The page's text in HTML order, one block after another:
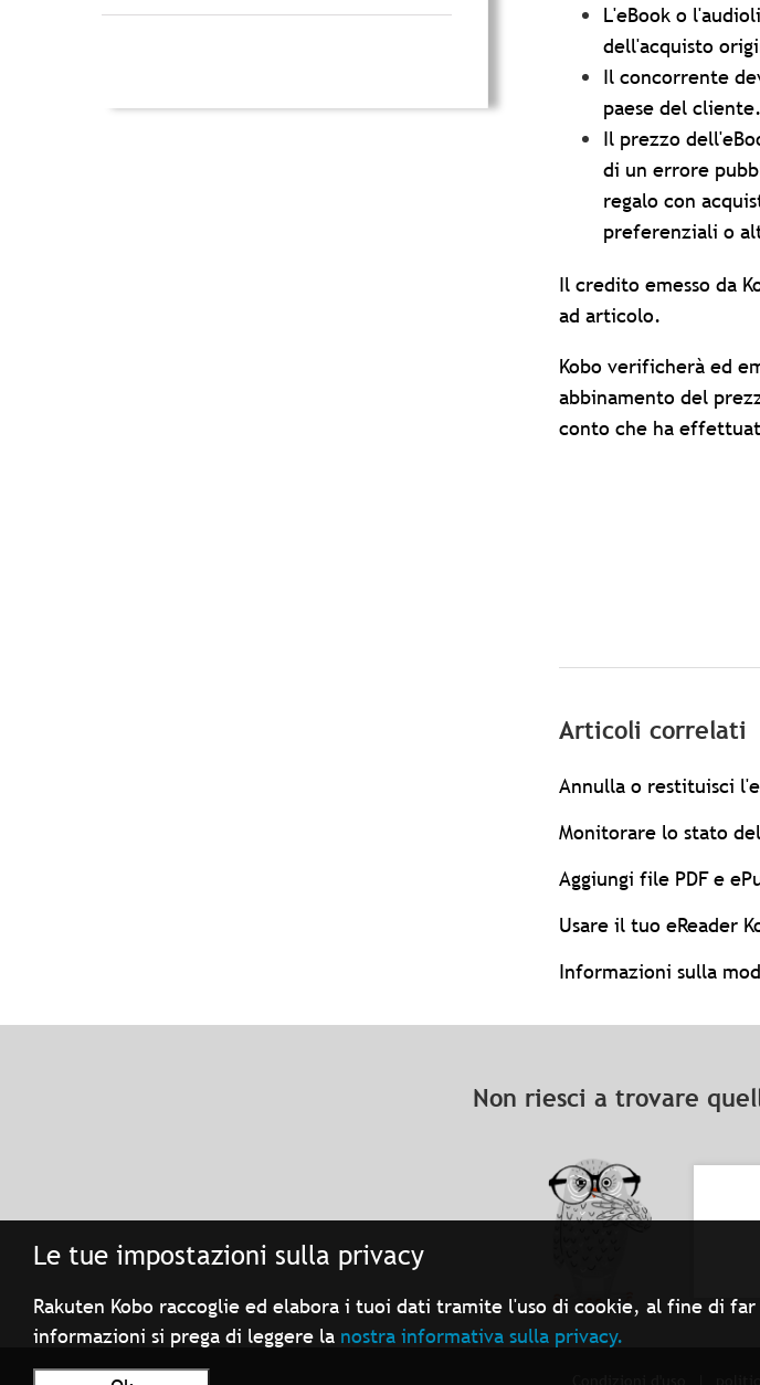
Le tue impostazioni sulla privacy
Rakuten Kobo raccoglie ed elabora i tuoi dati tramite l'uso di cookie, al fine di
informazioni si prega di leggere la nostra informativa sulla privacy.
L'eBook o
dell'acquisto
Il concorrente
paese del cliente.
Il prezzo
di un errore
regalo con
preferenziali o
Il credito emesso da
ad articolo.
Kobo verificherà ed
abbinamento del
conto che ha
Articoli correlati
Annulla o restituisci
Monitorare lo stato
Aggiungi file PDF e
Usare il tuo eReader
Informazioni sulla
Non riesci a trovare